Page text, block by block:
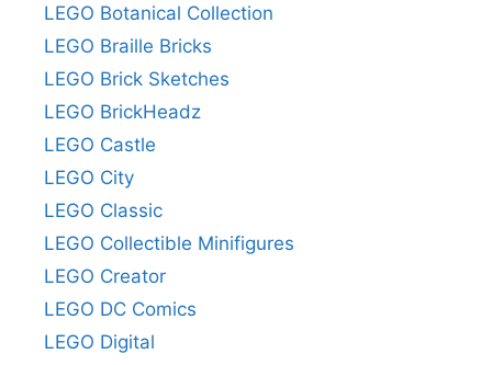
LEGO Botanical Collection
LEGO Braille Bricks
LEGO Brick Sketches
LEGO BrickHeadz
LEGO Castle
LEGO City
LEGO Classic
LEGO Collectible Minifigures
LEGO Creator
LEGO DC Comics
LEGO Digital